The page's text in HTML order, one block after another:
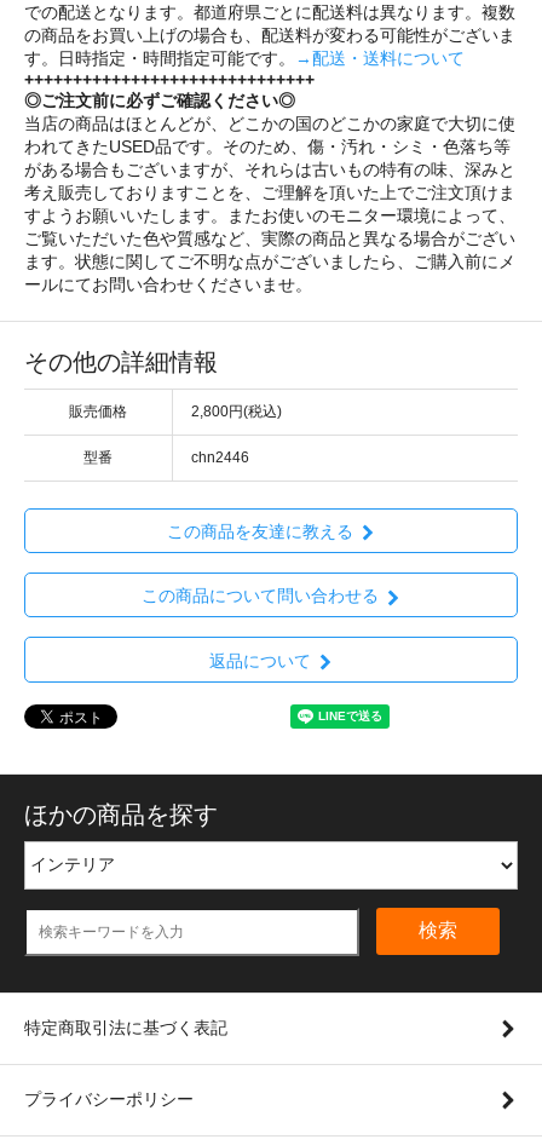
での配送となります。都道府県ごとに配送料は異なります。複数
の商品をお買い上げの場合も、配送料が変わる可能性がございま
す。日時指定・時間指定可能です。
→配送・送料について
++++++++++++++++++++++++++++++
◎ご注文前に必ずご確認ください◎
当店の商品はほとんどが、どこかの国のどこかの家庭で大切に使
われてきたUSED品です。そのため、傷・汚れ・シミ・色落ち等
がある場合もございますが、それらは古いもの特有の味、深みと
考え販売しておりますことを、ご理解を頂いた上でご注文頂けま
すようお願いいたします。またお使いのモニター環境によって、
ご覧いただいた色や質感など、実際の商品と異なる場合がござい
ます。状態に関してご不明な点がございましたら、ご購入前にメ
ールにてお問い合わせくださいませ。
その他の詳細情報
販売価格 2,800円(税込)
型番 chn2446
この商品を友達に教える
この商品について問い合わせる
返品について
ほかの商品を探す
検索
特定商取引法に基づく表記
プライバシーポリシー